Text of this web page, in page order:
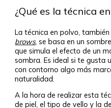
¿Qué es la técnica
La técnica en polvo,
brows, se basa en un
que simula el efecto de un
sombra. Es ideal si te gusta
con contorno algo más
naturalidad.
A la hora de realizar esta
de piel, el tipo de vello y la